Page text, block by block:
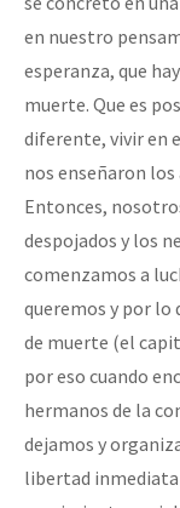
en nuestro
esperanza, que
muerte. Que es
diferente, vivir en
nos enseñaron
Entonces,
despojados y los
comenzamos a
queremos y por lo
de muerte (el
por eso cuando
hermanos de la
dejamos y
libertad inmediata